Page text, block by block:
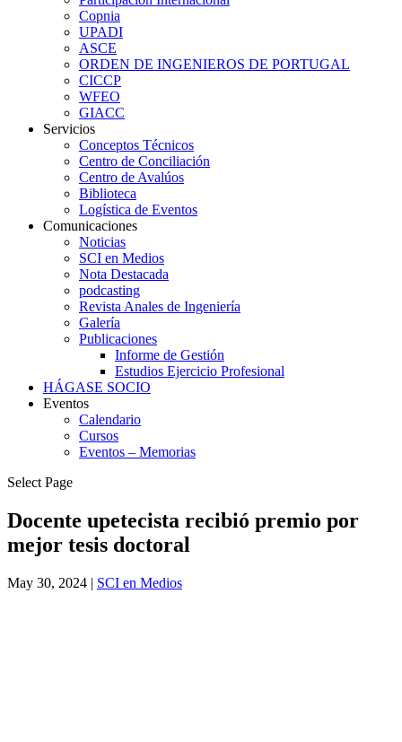
Copnia
UPADI
ASCE
ORDEN DE INGENIEROS DE PORTUGAL
CICCP
WFEO
GIACC
Servicios
Conceptos Técnicos
Centro de Conciliación
Centro de Avalúos
Biblioteca
Logística de Eventos
Comunicaciones
Noticias
SCI en Medios
Nota Destacada
podcasting
Revista Anales de Ingeniería
Galería
Publicaciones
Informe de Gestión
Estudios Ejercicio Profesional
HÁGASE SOCIO
Eventos
Calendario
Cursos
Eventos – Memorias
Select Page
Docente upetecista recibió premio por
mejor tesis doctoral
May 30, 2024 | SCI en Medios